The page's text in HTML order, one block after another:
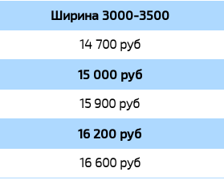
Ширина 3000-3500
14 700 руб
15 000 руб
15 900 руб
16 200 руб
16 600 руб